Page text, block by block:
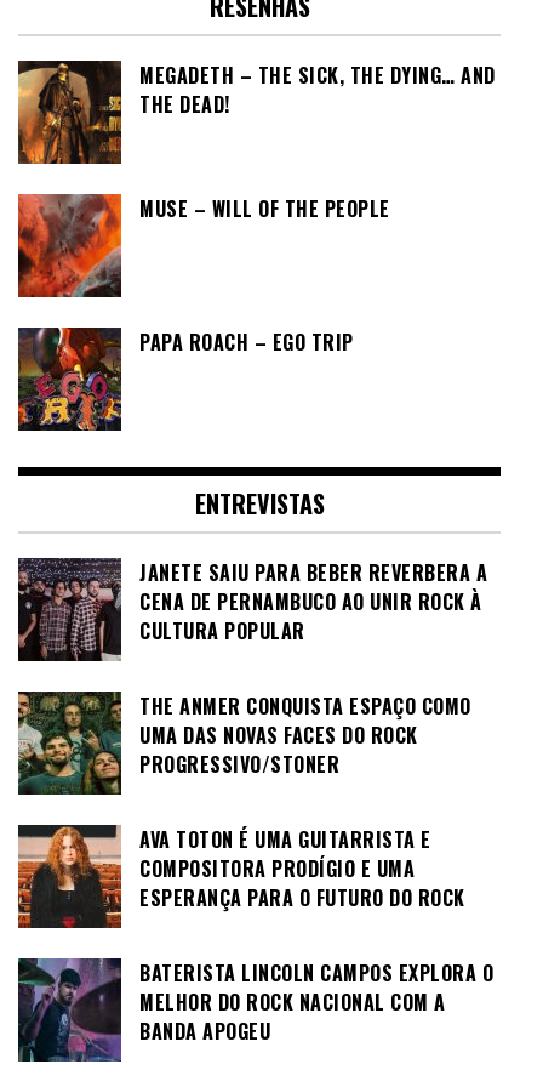
MEGADETH – THE SICK, THE DYING… AND
THE DEAD!
MUSE – WILL OF THE PEOPLE
PAPA ROACH – EGO TRIP
ENTREVISTAS
JANETE SAIU PARA BEBER REVERBERA A
CENA DE PERNAMBUCO AO UNIR ROCK À
CULTURA POPULAR
THE ANMER CONQUISTA ESPAÇO COMO
UMA DAS NOVAS FACES DO ROCK
PROGRESSIVO/STONER
AVA TOTON É UMA GUITARRISTA E
COMPOSITORA PRODÍGIO E UMA
ESPERANÇA PARA O FUTURO DO ROCK
BATERISTA LINCOLN CAMPOS EXPLORA O
MELHOR DO ROCK NACIONAL COM A
BANDA APOGEU